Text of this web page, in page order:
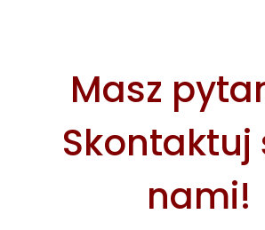
Masz
Skontaktuj
nami!